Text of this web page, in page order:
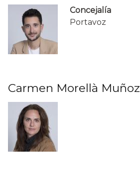
Concejalía
Portavoz
Carmen Morellà Muñoz